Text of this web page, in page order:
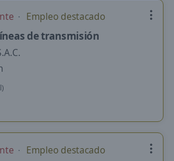
Empleo destacado
de transmisión
Empleo destacado